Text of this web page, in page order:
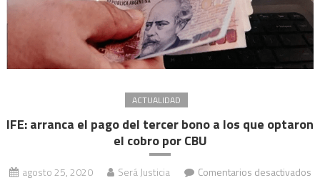
ACTUALIDAD
IFE: arranca el pago del tercer bono a los que optaron
el cobro por CBU
agosto 25, 2020 Será Justicia
Comentarios desactivados